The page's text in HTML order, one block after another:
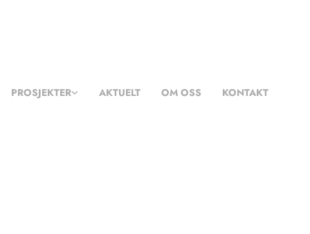
PROSJEKTER AKTUELT OM OSS KONTAKT